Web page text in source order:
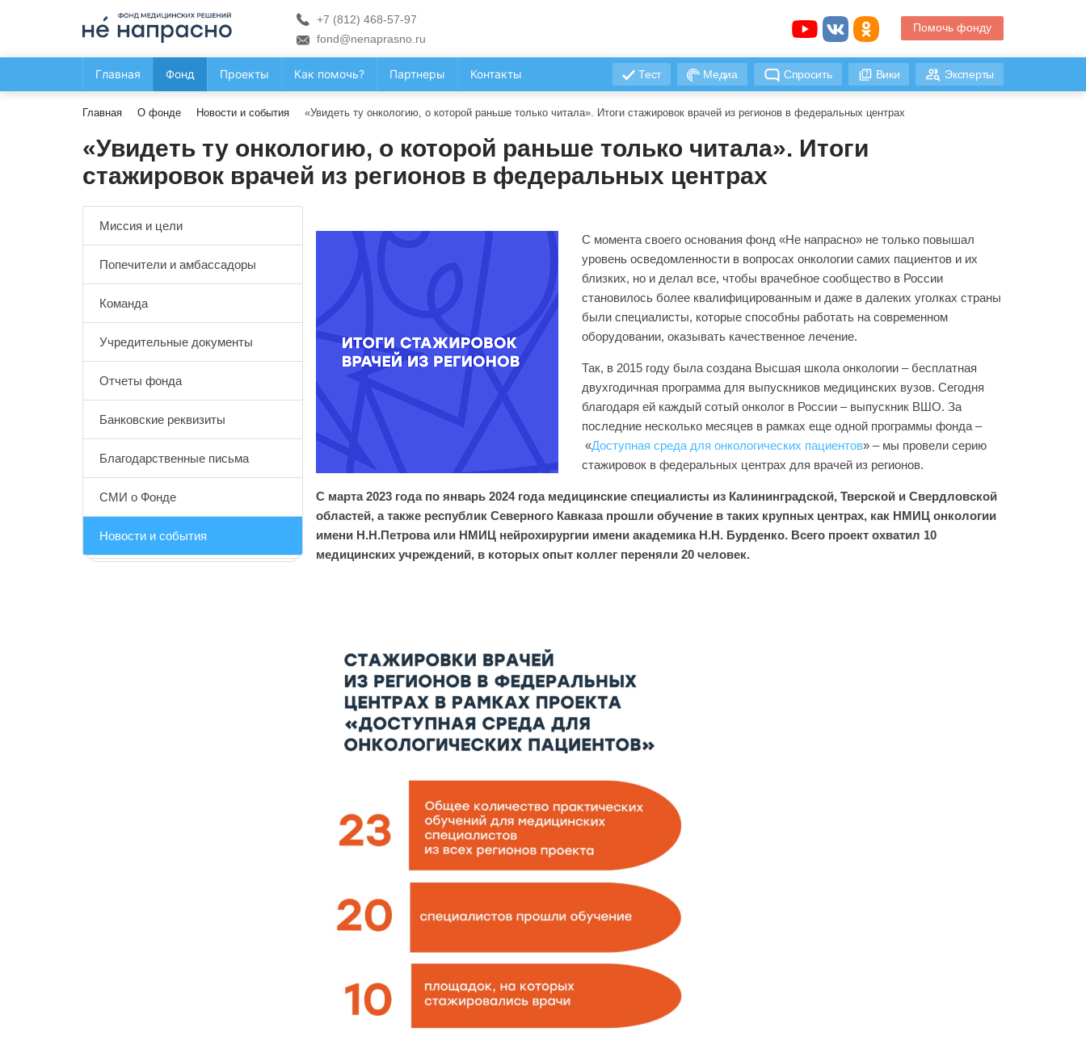
+7 (812) 468-57-97
fond@nenaprasno.ru
Помочь фонду
Главная Фонд Проекты Как помочь? Партнеры Контакты Тест Медиа Спросить Вики Эксперты
Главная О фонде Новости и события «Увидеть ту онкологию, о которой раньше только читала». Итоги стажировок врачей из регионов в федеральных центрах
«Увидеть ту онкологию, о которой раньше только читала». Итоги
стажировок врачей из регионов в федеральных центрах
Миссия и цели
Попечители и амбассадоры
Команда
Учредительные документы
Отчеты фонда
Банковские реквизиты
Благодарственные письма
СМИ о Фонде
Новости и события
С момента своего основания фонд «Не напрасно» не только повышал
уровень осведомленности в вопросах онкологии самих пациентов и их
близких, но и делал все, чтобы врачебное сообщество в России
становилось более квалифицированным и даже в далеких уголках страны
были специалисты, которые способны работать на современном
оборудовании, оказывать качественное лечение.
Так, в 2015 году была создана Высшая школа онкологии – бесплатная
двухгодичная программа для выпускников медицинских вузов. Сегодня
благодаря ей каждый сотый онколог в России – выпускник ВШО. За
последние несколько месяцев в рамках еще одной программы фонда –
«Доступная среда для онкологических пациентов» – мы провели серию
стажировок в федеральных центрах для врачей из регионов.
С марта 2023 года по январь 2024 года медицинские специалисты из Калининградской, Тверской и Свердловской
областей, а также республик Северного Кавказа прошли обучение в таких крупных центрах, как НМИЦ онкологии
имени Н.Н.Петрова или НМИЦ нейрохирургии имени академика Н.Н. Бурденко. Всего проект охватил 10
медицинских учреждений, в которых опыт коллег переняли 20 человек.